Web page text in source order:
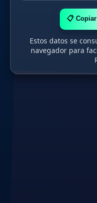
📋
Estos datos se
navegador para